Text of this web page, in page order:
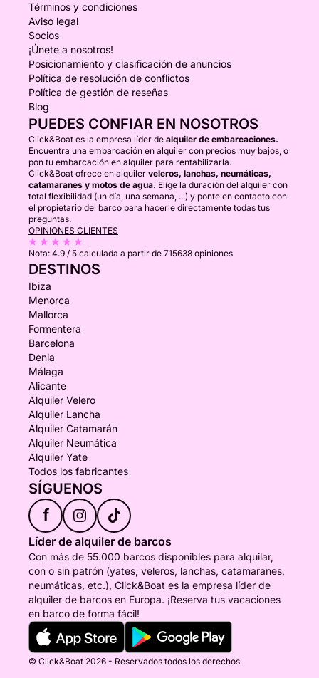
Términos y condiciones
Aviso legal
Socios
¡Únete a nosotros!
Posicionamiento y clasificación de anuncios
Política de resolución de conflictos
Política de gestión de reseñas
Blog
PUEDES CONFIAR EN NOSOTROS
Click&Boat es la empresa líder de alquiler de embarcaciones.
Encuentra una embarcación en alquiler con precios muy bajos, o
pon tu embarcación en alquiler para rentabilizarla.
Click&Boat ofrece en alquiler veleros, lanchas, neumáticas,
catamaranes y motos de agua. Elige la duración del alquiler con
total flexibilidad (un día, una semana, ...) y ponte en contacto con
el propietario del barco para hacerle directamente todas tus
preguntas.
OPINIONES CLIENTES
Nota: 4.9 / 5 calculada a partir de 715638 opiniones
DESTINOS
Ibiza
Menorca
Mallorca
Formentera
Barcelona
Denia
Málaga
Alicante
Alquiler Velero
Alquiler Lancha
Alquiler Catamarán
Alquiler Neumática
Alquiler Yate
Todos los fabricantes
SÍGUENOS
f
Líder de alquiler de barcos
Con más de 55.000 barcos disponibles para alquilar,
con o sin patrón (yates, veleros, lanchas, catamaranes,
neumáticas, etc.), Click&Boat es la empresa líder de
alquiler de barcos en Europa. ¡Reserva tus vacaciones
en barco de forma fácil!
© Click&Boat 2026 - Reservados todos los derechos